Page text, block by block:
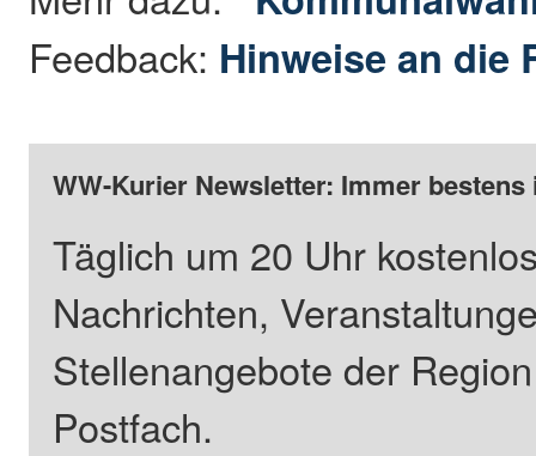
Feedback: Hinweise an die
WW-Kurier Newsletter: Immer
Täglich um 20 Uhr
Nachrichten,
Stellenangebote der
Postfach.